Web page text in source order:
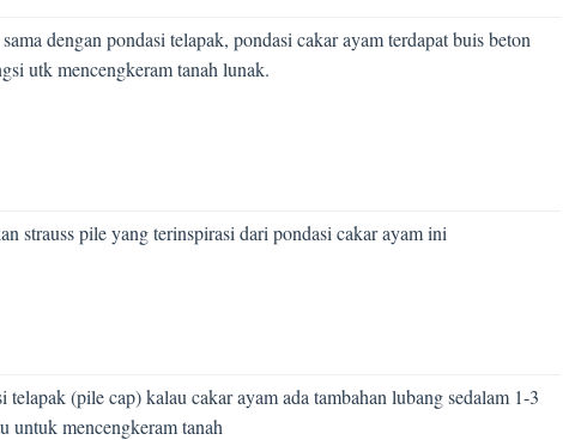
dengan pondasi telapak, pondasi cakar ayam terdapat buis beton
utk mencengkeram tanah lunak.
strauss pile yang terinspirasi dari pondasi cakar ayam ini
telapak (pile cap) kalau cakar ayam ada tambahan lubang sedalam 1-3
untuk mencengkeram tanah